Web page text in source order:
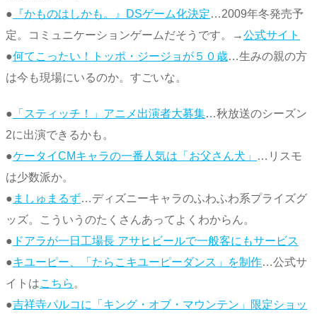
● 『かものはしかも。』DSゲーム化決定…2009年冬発売予
定。コミュニケーションゲームだそうです。→公式サイト
●何てこったい！トッポ・ジージョが５０歳…生みの親の方
は今も現場にいるのか。すごいな。
● 「スティッチ！」アニメ出演者大募集…秋放送のシーズン
2に出演できるかも。
●ケータイCMキャラの一番人気は「お父さん犬」
…リスモ
は少数派か。
● ましゅまるず…ディズニーキャラのふわふわ系プライズグ
ッズ。こういうのたくさんあってよくわからん。
● ドアラが一日工場長 アサヒビールで一般客にもサービス
●キユーピー、「たらこキユーピーダンス」を制作…公式サ
イトはこちら 。
●吉祥寺パルコに「キング・オブ・マウンテン」限定ショッ